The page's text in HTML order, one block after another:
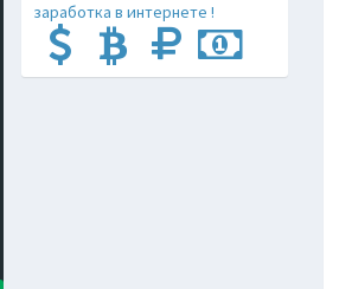
заработка в интернете !